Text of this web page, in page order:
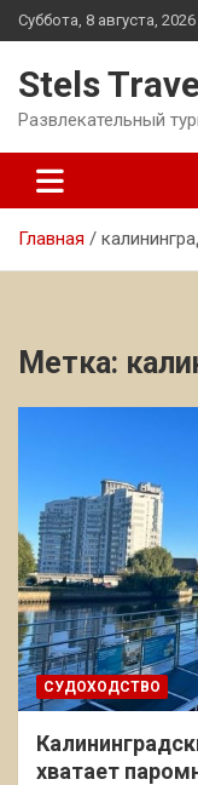
Перейти
к
Суббота, 8 августа, 2026
Stels
Развлекательный
Главная
Метка:
СУДОХОДСТВО
хватает